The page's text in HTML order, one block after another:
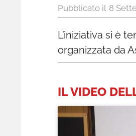
8
L’iniziativa si è
organizzata da
IL VIDEO